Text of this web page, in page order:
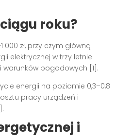
roku?
zł, przy czym główną
elektrycznej w trzy letnie
warunków pogodowych [1].
energii na poziomie 0,3–0,8
pracy urządzeń i
i